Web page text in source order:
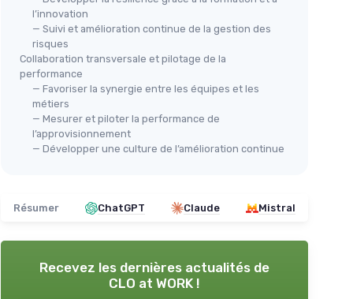
l’innovation
— Suivi et amélioration continue de la gestion des
risques
Collaboration transversale et pilotage de la
performance
— Favoriser la synergie entre les équipes et les
métiers
— Mesurer et piloter la performance de
l’approvisionnement
— Développer une culture de l’amélioration continue
Résumer ChatGPT Claude Mistral
Recevez les dernières actualités de
CLO at WORK !